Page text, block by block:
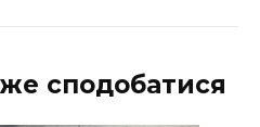
сподобатися